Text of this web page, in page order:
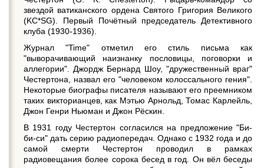
звездой ватиканского ордена Святого Григория Великого
(KC*SG). Первый Почётный председатель Детективного
клуба (1930-1936).
Журнал "Time" отметил его стиль письма как
"выворачивающий наизнанку пословицы, поговорки и
аллегории". Джордж Бернард Шоу, "дружественный враг"
Честертона, назвал его "человеком колоссального гения".
Некоторые биографы писателя называют его преемником
таких викторианцев, как Мэтью Арнольд, Томас Карлейль,
Джон Генри Ньюман и Джон Рёскин.
В 1931 году Честертон согласился на предложение "Би-
би-си" дать серию радиопередач. Однако с 1932 года и до
самой смерти Честертон проводил в рамках
радиовещания более сорока бесед в год. Он вёл беседы